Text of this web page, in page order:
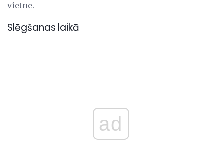
vietnē.
Slēgšanas laikā
ad